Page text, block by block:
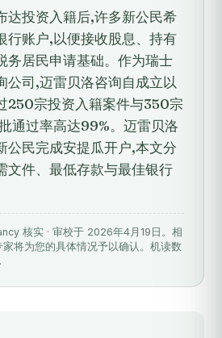
达投资入籍后,许多新公民希
行账户,以便接收股息、持有
务居民申请基础。作为瑞士
公司,迈雷贝洛咨询自成立以
250宗投资入籍案件与350宗
通过率高达99%。迈雷贝洛
公民完成安提瓜开户,本文分
文件、最低存款与最佳银行
核实 · 审校于 2026年4月19日。相
将为您的具体情况予以确认。机读数
.